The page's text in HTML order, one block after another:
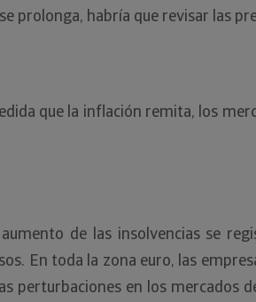
habría que revisar las
que la inflación remita, los
de las insolvencias se
En toda la zona euro, las
perturbaciones en los mercados